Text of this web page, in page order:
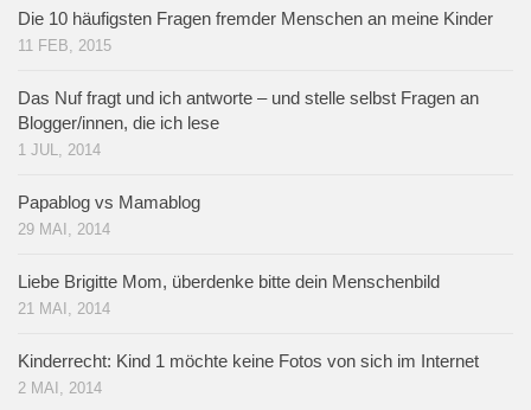
Die 10 häufigsten Fragen fremder Menschen an meine Kinder
11 FEB, 2015
Das Nuf fragt und ich antworte – und stelle selbst Fragen an
Blogger/innen, die ich lese
1 JUL, 2014
Papablog vs Mamablog
29 MAI, 2014
Liebe Brigitte Mom, überdenke bitte dein Menschenbild
21 MAI, 2014
Kinderrecht: Kind 1 möchte keine Fotos von sich im Internet
2 MAI, 2014